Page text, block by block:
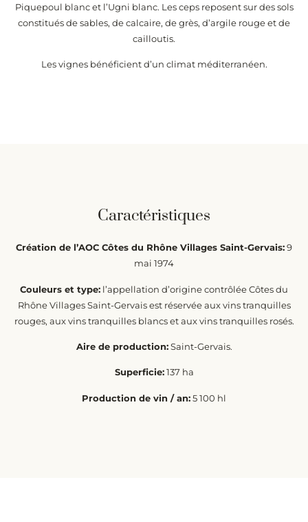
Piquepoul blanc et l’Ugni blanc. Les ceps reposent sur des sols
constitués de sables, de calcaire, de grès, d’argile rouge et de
cailloutis.
Les vignes bénéficient d’un climat méditerranéen.
Caractéristiques
Création de l’AOC Côtes du Rhône Villages Saint-Gervais:9
mai 1974
Couleurs et type: l’appellation d’origine contrôlée Côtes du
Rhône Villages Saint-Gervais est réservée aux vins tranquilles
rouges, aux vins tranquilles blancs et aux vins tranquilles rosés.
Aire de production:Saint-Gervais.
Superficie:137 ha
Production de vin / an:5 100 hl